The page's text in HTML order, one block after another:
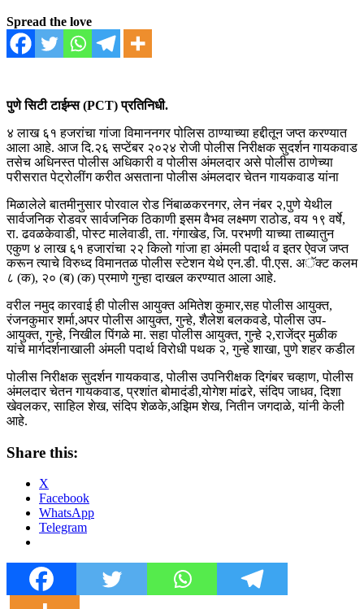
Spread the love
पुणे सिटी टाईम्स (PCT) प्रतिनिधी.
४ लाख ६१ हजरांचा गांजा विमाननगर पोलिस ठाण्याच्या हद्दीतून जप्त करण्यात
आला आहे. आज दि.२६ सप्टेंबर २०२४ रोजी पोलीस निरीक्षक सुदर्शन गायकवाड
तसेच अधिनस्त पोलीस अधिकारी व पोलीस अंमलदार असे पोलीस ठाणेच्या
परीसरात पेट्रोलींग करीत असताना पोलीस अंमलदार चेतन गायकवाड यांना
मिळालेले बातमीनुसार पोरवाल रोड निंबाळकरनगर, लेन नंबर २,पुणे येथील
सार्वजनिक रोडवर सार्वजनिक ठिकाणी इसम वैभव लक्ष्मण राठोड, वय १९ वर्षे,
रा. ढवळकेवाडी, पोस्ट मालेवाडी, ता. गंगाखेड, जि. परभणी याच्या ताब्यातुन
एकुण ४ लाख ६१ हजारांचा २२ किलो गांजा हा अंमली पदार्थ व इतर ऐवज जप्त
करून त्याचे विरुध्द विमानतळ पोलीस स्टेशन येथे एन.डी. पी.एस. अॅक्ट कलम
८ (क), २० (ब) (क) प्रमाणे गुन्हा दाखल करण्यात आला आहे.
वरील नमुद कारवाई ही पोलीस आयुक्त अमितेश कुमार,सह पोलीस आयुक्त,
रंजनकुमार शर्मा,अपर पोलीस आयुक्त, गुन्हे, शैलेश बलकवडे, पोलीस उप-
आयुक्त, गुन्हे, निखील पिंगळे मा. सहा पोलीस आयुक्त, गुन्हे २,राजेंद्र मुळीक
यांचे मार्गदर्शनाखाली अंमली पदार्थ विरोधी पथक २, गुन्हे शाखा, पुणे शहर कडील
पोलीस निरीक्षक सुदर्शन गायकवाड, पोलीस उपनिरीक्षक दिगंबर चव्हाण, पोलीस
अंमलदार चेतन गायकवाड, प्रशांत बोमादंडी,योगेश मांढरे, संदिप जाधव, दिशा
खेवलकर, साहिल शेख, संदिप शेळके,अझिम शेख, नितीन जगदाळे, यांनी केली
आहे.
Share this:
X
Facebook
WhatsApp
Telegram